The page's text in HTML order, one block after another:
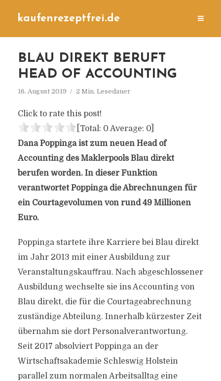
kaufenrezeptfrei.de
BLAU DIREKT BERUFT
HEAD OF ACCOUNTING
16. August 2019 2 Min. Lesedauer
Click to rate this post!
[Total: 0 Average: 0]
Dana Poppinga ist zum neuen Head of
Accounting des Maklerpools Blau direkt
berufen worden. In dieser Funktion
verantwortet Poppinga die Abrechnungen für
ein Courtagevolumen von rund 49 Millionen
Euro.
Poppinga startete ihre Karriere bei Blau direkt
im Jahr 2013 mit einer Ausbildung zur
Veranstaltungskauﬀrau. Nach abgeschlossener
Ausbildung wechselte sie ins Accounting von
Blau direkt, die für die Courtageabrechnung
zuständige Abteilung. Innerhalb kürzester Zeit
übernahm sie dort Personalverantwortung.
Seit 2017 absolviert Poppinga an der
Wirtschaftsakademie Schleswig Holstein
parallel zum normalen Arbeitsalltag eine